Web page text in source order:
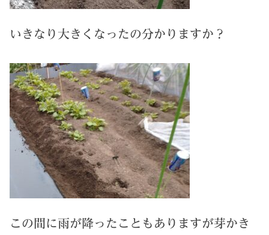
いきなり大きくなったの分かりますか？
この間に雨が降ったこともありますが芽かき